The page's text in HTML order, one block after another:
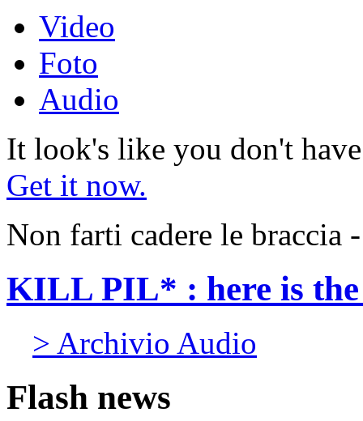
Video
Foto
Audio
It look's like you don't
Get it now.
Non farti cadere le braccia
KILL PIL* : here is
> Archivio Audio
Flash news